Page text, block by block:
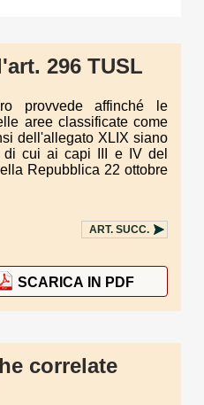
296 TUSL
provvede affinché le
aree classificate come
dell'allegato XLIX siano
di cui ai capi III e IV del
Repubblica 22 ottobre
ART. SUCC.
SCARICA IN PDF
correlate